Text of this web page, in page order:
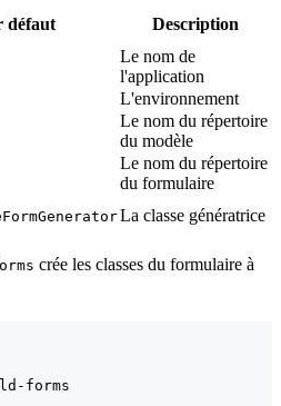
défaut Description
Le nom de
l'application
L'environnement
Le nom du répertoire
du modèle
Le nom du répertoire
du formulaire
La classe génératrice
crée les classes du formulaire à